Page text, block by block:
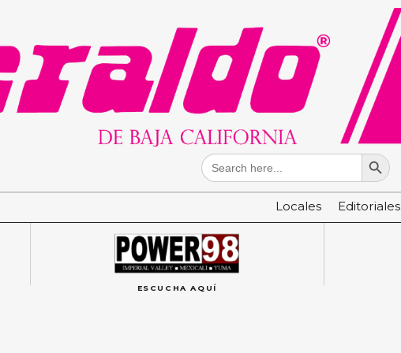
Search
for:
Search Button
Locales Editoriales
ESCUCHA AQUÍ